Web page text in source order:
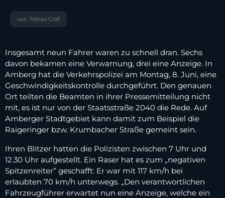
von Tobias Gräf
Insgesamt neun Fahrer waren zu schnell dran. Sechs
davon bekamen eine Verwarnung, drei eine Anzeige. In
Amberg hat die Verkehrspolizei am Montag, 8. Juni, eine
Geschwindigkeitskontrolle durchgeführt. Den genauen
Ort teilten die Beamten in ihrer Pressemitteilung nicht
mit, es ist nur von der Staatsstraße 2040 die Rede. Auf
Amberger Stadtgebiet kann damit zum Beispiel die
Raigeringer bzw. Krumbacher Straße gemeint sein.
Ihren Blitzer hatten die Polizisten zwischen 7 Uhr und
12.30 Uhr aufgestellt. Ein Raser hat es zum „negativen
Spitzenreiter” geschafft: Er war mit 117 km/h bei
erlaubten 70 km/h unterwegs. „Den verantwortlichen
Fahrzeugführer erwartet nun eine Anzeige, welche ein